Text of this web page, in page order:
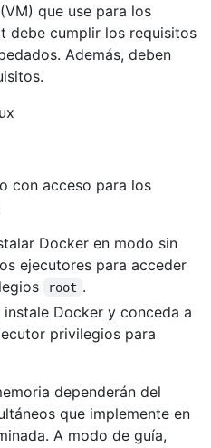
que use para los
debe cumplir los requisitos
Además, deben
con acceso para los
Docker en modo sin
ejecutores para acceder
root .
Docker y conceda a
privilegios para
dependerán del
que implemente en
A modo de guía,